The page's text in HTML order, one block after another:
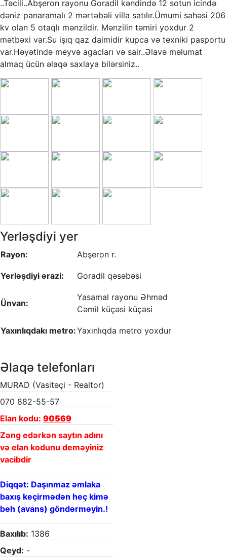
..Təcili..Abşeron rayonu Goradil kəndində 12 sotun icində
dəniz panaramalı 2 mərtəbəli villa satılır.Ümumi sahəsi 206
kv olan 5 otaqlı mənzildir. Mənzilin təmiri yoxdur 2
mətbəxi var.Su işıq qaz daimidir kupca və texniki pasportu
var.Həyətində meyvə agacları və sair..Əlavə məlumat
almaq ücün əlaqə saxlaya bilərsiniz..
Yerləşdiyi yer
Rayon: Abşeron r.
Yerləşdiyi ərazi: Goradil qəsəbəsi
Ünvan:
Yasamal rayonu Əhməd
Cəmil küçəsi küçəsi
Yaxınlıqdakı metro:Yaxınlıqda metro yoxdur
Əlaqə telefonları
MURAD (Vasitəçi - Realtor)
070 882-55-57
Elan kodu: 90569
Zəng edərkən saytın adını
və elan kodunu deməyiniz
vacibdir
Diqqət: Daşınmaz əmlaka
baxış keçirmədən heç kimə
beh (avans) göndərməyin.!
Baxılıb: 1386
Qeyd: -